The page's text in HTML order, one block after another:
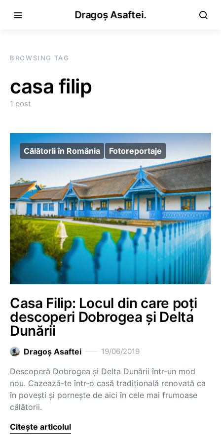
Dragoș Asaftei.
BROWSING TAG
casa filip
1 post
Călătorii în România Fotoreportaje
Casa Filip: Locul din care poți
descoperi Dobrogea și Delta
Dunării
Dragoş Asaftei 19/06/2019
Descoperă Dobrogea și Delta Dunării într-un mod
nou. Cazează-te într-o casă tradițională renovată ca
în povești și pornește de aici în cele mai frumoase
călătorii.
Citește articolul